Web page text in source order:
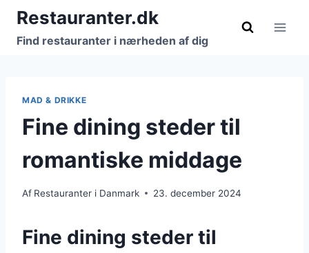
Fortsæt
indhold
Restauranter.dk
Find restauranter i nærheden af dig
MAD & DRIKKE
Fine dining steder til
romantiske middage
Af Restauranter i Danmark 23. december 2024
Fine dining steder til